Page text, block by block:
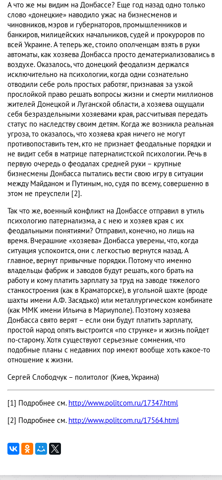
А что же мы видим на Донбассе? Еще год назад одно только
слово «донецкие» наводило ужас на бизнесменов и
чиновников, мэров и губернаторов, промышленников и
банкиров, милицейских начальников, судей и прокуроров по
всей Украине. А теперь же, стоило ополченцам взять в руки
автоматы, как хозяева Донбасса просто дематериализовались в
воздухе. Оказалось, что донецкий феодализм держался
исключительно на психологии, когда одни сознательно
отводили себе роль простых работяг, признавая за узкой
прослойкой право решать вопросы жизни и смерти миллионов
жителей Донецкой и Луганской области, а хозяева ощущали
себя безраздельными хозяевами края, рассчитывая передать
статус по наследству своим детям. Когда же возникла реальная
угроза, то оказалось, что хозяева края ничего не могут
противопоставить тем, кто не признает феодальные порядки и
не видит себя в матрице патерналистской психологии. Речь в
первую очередь о феодалах средней руки – крупные
бизнесмены Донбасса пытались вести свою игру в ситуации
между Майданом и Путиным, но, судя по всему, совершенно в
этом не преуспели [2].
Так что же, военный конфликт на Донбассе отправил в утиль
психологию патернализма, а с нею и хозяев края с их
феодальными понятиями? Отправил, конечно, но лишь на
время. Вчерашние «хозяева» Донбасса уверены, что, когда
ситуация успокоится, они с легкостью вернутся назад. А
главное, вернут привычные порядки. Потому что именно
владельцы фабрик и заводов будут решать, кого брать на
работу и кому платить зарплату за труд на заводе тяжелого
станкостроения (как в Краматорске), в угольной шахте (вроде
шахты имени А.Ф. Засядько) или металлургическом комбинате
(как ММК имени Ильича в Мариуполе). Поэтому хозяева
Донбасса свято верят – если они будут платить зарплату,
простой народ опять выстроится «по струнке» и жизнь пойдет
по-старому. Хотя существуют серьезные сомнения, что
подобные планы с недавних пор имеют вообще хоть какое-то
отношение к жизни.
Сергей Слободчук – политолог (Киев, Украина)
[1] Подробнее см. http://www.politcom.ru/17347.html
[2] Подробнее см. http://www.politcom.ru/17564.html